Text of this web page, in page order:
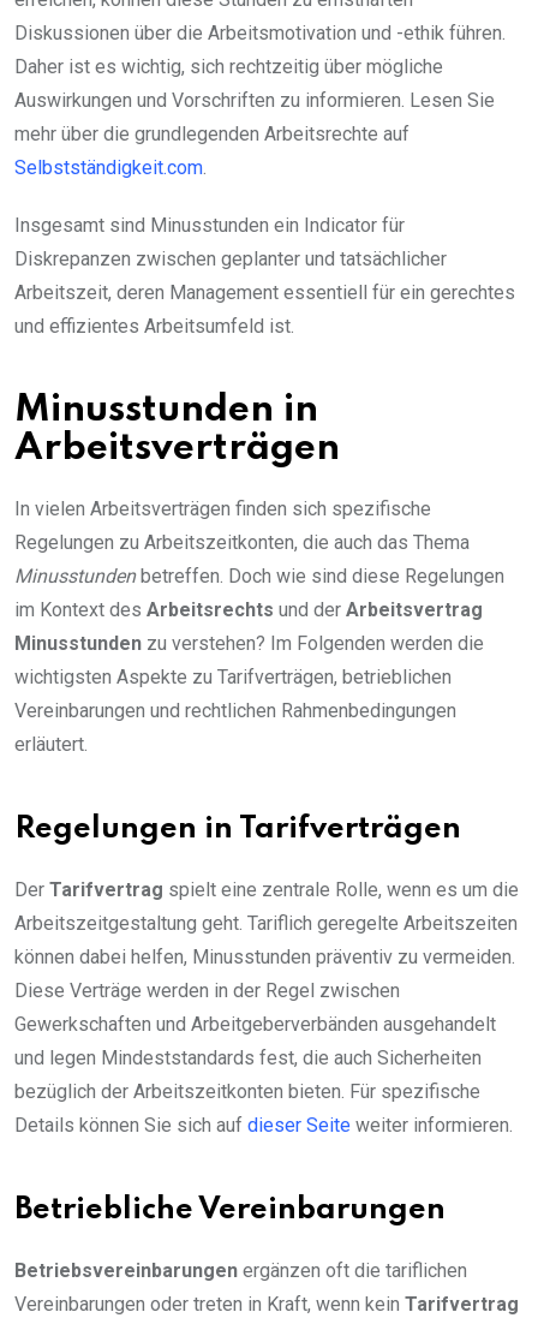
Diskussionen über die Arbeitsmotivation und -ethik führen.
Daher ist es wichtig, sich rechtzeitig über mögliche
Auswirkungen und Vorschriften zu informieren. Lesen Sie
mehr über die grundlegenden Arbeitsrechte auf
Selbstständigkeit.com
Insgesamt sind Minusstunden ein Indicator für
Diskrepanzen zwischen geplanter und tatsächlicher
Arbeitszeit, deren Management essentiell für ein gerechtes
und effizientes Arbeitsumfeld ist.
Minusstunden in
Arbeitsverträgen
In vielen Arbeitsverträgen finden sich spezifische
Regelungen zu Arbeitszeitkonten, die auch das Thema
Minusstundenbetreffen. Doch wie sind diese Regelungen
im Kontext des Arbeitsrechts und der Arbeitsvertrag
Minusstunden zu verstehen? Im Folgenden werden die
wichtigsten Aspekte zu Tarifverträgen, betrieblichen
Vereinbarungen und rechtlichen Rahmenbedingungen
erläutert.
Regelungen in Tarifverträgen
Der Tarifvertrag spielt eine zentrale Rolle, wenn es um die
Arbeitszeitgestaltung geht. Tariflich geregelte Arbeitszeiten
können dabei helfen, Minusstunden präventiv zu vermeiden.
Diese Verträge werden in der Regel zwischen
Gewerkschaften und Arbeitgeberverbänden ausgehandelt
und legen Mindeststandards fest, die auch Sicherheiten
bezüglich der Arbeitszeitkonten bieten. Für spezifische
Details können Sie sich auf dieser Seite weiter informieren.
Betriebliche Vereinbarungen
Betriebsvereinbarungen ergänzen oft die tariflichen
Vereinbarungen oder treten in Kraft, wenn kein Tarifvertrag